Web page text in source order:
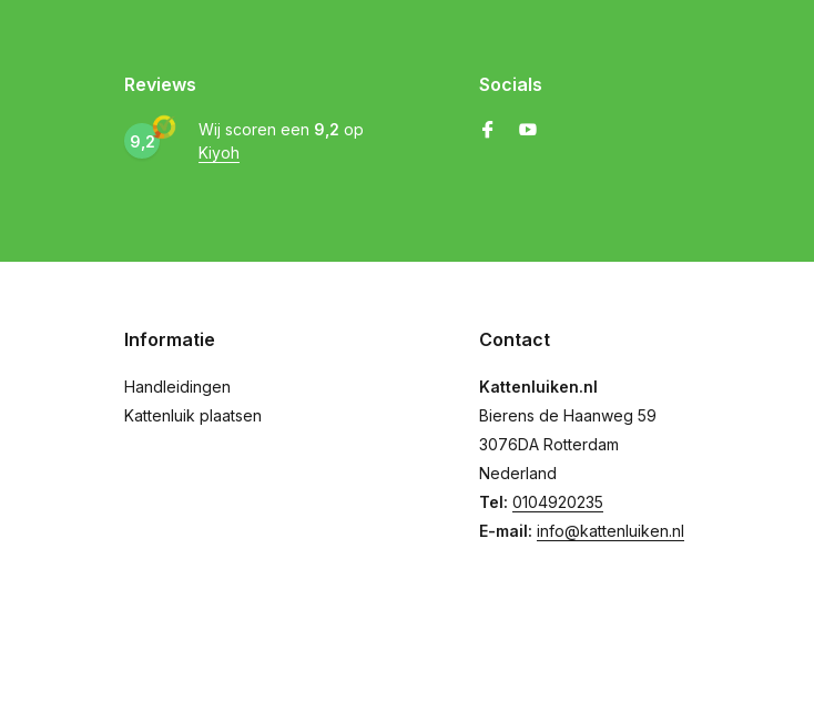
Reviews
9,2
Wij scoren een 9,2 op
Kiyoh
Socials
Informatie
Handleidingen
Kattenluik plaatsen
Contact
Kattenluiken.nl
Bierens de Haanweg 59
3076DA Rotterdam
Nederland
Tel: 0104920235
E-mail: info@kattenluiken.nl